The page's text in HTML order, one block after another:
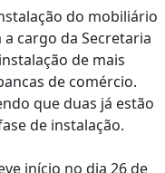
do mobiliário
cargo da Secretaria
de mais
de comércio.
que duas já estão
de instalação.
início no dia 26 de